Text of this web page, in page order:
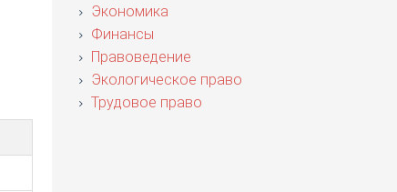
Экономика
Финансы
Правоведение
Экологическое право
Трудовое право